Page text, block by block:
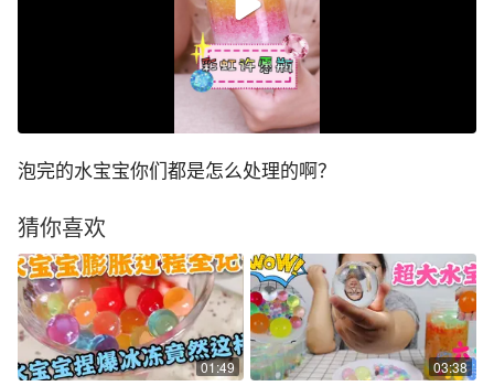
泡完的水宝宝你们都是怎么处理的啊？
猜你喜欢
01:49 03:38